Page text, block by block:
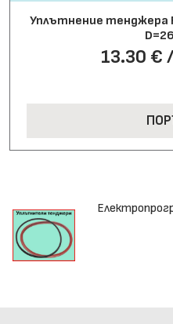
Уплътнение тенджера
13.30 €